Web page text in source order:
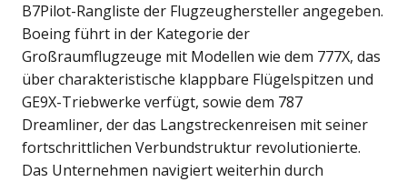
B7Pilot-Rangliste der Flugzeughersteller angegeben.
Boeing führt in der Kategorie der
Großraumflugzeuge mit Modellen wie dem 777X, das
über charakteristische klappbare Flügelspitzen und
GE9X-Triebwerke verfügt, sowie dem 787
Dreamliner, der das Langstreckenreisen mit seiner
fortschrittlichen Verbundstruktur revolutionierte.
Das Unternehmen navigiert weiterhin durch